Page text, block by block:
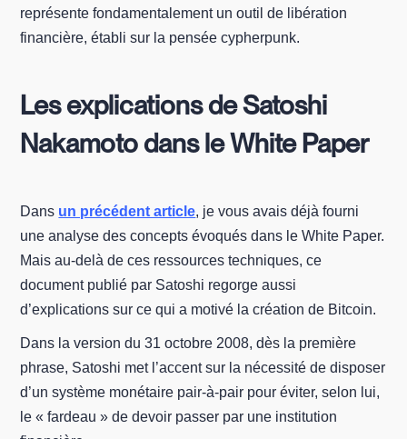
représente fondamentalement un outil de libération
financière, établi sur la pensée cypherpunk.
Les explications de Satoshi
Nakamoto dans le White Paper
Dans un précédent article, je vous avais déjà fourni
une analyse des concepts évoqués dans le White Paper.
Mais au-delà de ces ressources techniques, ce
document publié par Satoshi regorge aussi
d’explications sur ce qui a motivé la création de Bitcoin.
Dans la version du 31 octobre 2008, dès la première
phrase, Satoshi met l’accent sur la nécessité de disposer
d’un système monétaire pair-à-pair pour éviter, selon lui,
le « fardeau » de devoir passer par une institution